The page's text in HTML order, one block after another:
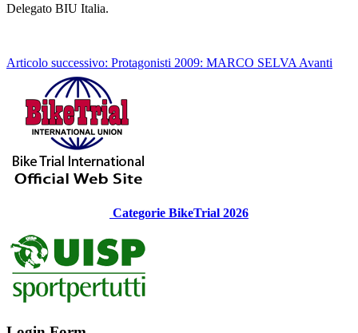
Delegato BIU Italia.
Articolo successivo: Protagonisti 2009: MARCO SELVA Avanti
Categorie BikeTrial 2026